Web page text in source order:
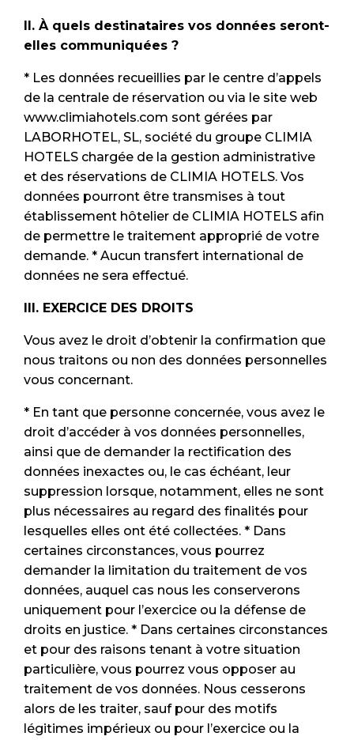
II. À quels destinataires vos données seront-
elles communiquées ?
* Les données recueillies par le centre d’appels
de la centrale de réservation ou via le site web
www.climiahotels.com sont gérées par
LABORHOTEL, SL, société du groupe CLIMIA
HOTELS chargée de la gestion administrative
et des réservations de CLIMIA HOTELS. Vos
données pourront être transmises à tout
établissement hôtelier de CLIMIA HOTELS afin
de permettre le traitement approprié de votre
demande. * Aucun transfert international de
données ne sera effectué.
III. EXERCICE DES DROITS
Vous avez le droit d’obtenir la confirmation que
nous traitons ou non des données personnelles
vous concernant.
* En tant que personne concernée, vous avez le
droit d’accéder à vos données personnelles,
ainsi que de demander la rectification des
données inexactes ou, le cas échéant, leur
suppression lorsque, notamment, elles ne sont
plus nécessaires au regard des finalités pour
lesquelles elles ont été collectées. * Dans
certaines circonstances, vous pourrez
demander la limitation du traitement de vos
données, auquel cas nous les conserverons
uniquement pour l’exercice ou la défense de
droits en justice. * Dans certaines circonstances
et pour des raisons tenant à votre situation
particulière, vous pourrez vous opposer au
traitement de vos données. Nous cesserons
alors de les traiter, sauf pour des motifs
légitimes impérieux ou pour l’exercice ou la